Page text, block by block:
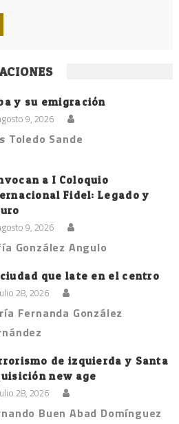
y su emigración
9, 2026
Toledo Sande
a I Coloquio
Fidel: Legado y
9, 2026
González Angulo
que late en el centro
28, 2026
Fernanda González
de izquierda y Santa
new age
28, 2026
Buen Abad Domínguez